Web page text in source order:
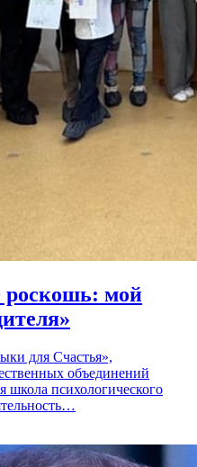
роскошь: мой
для Счастья»,
объединений
школа психологического